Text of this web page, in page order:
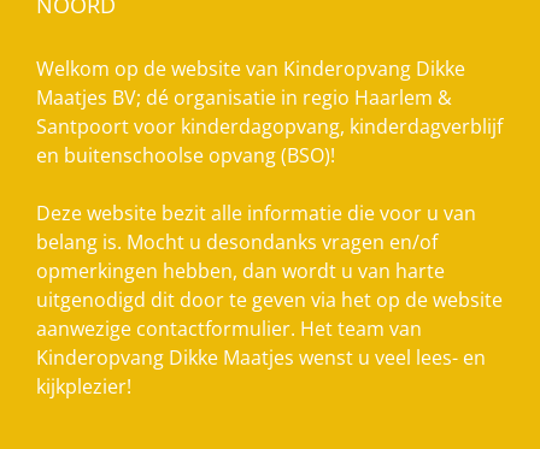
Welkom op de website van Kinderopvang Dikke
Maatjes BV; dé organisatie in regio Haarlem &
Santpoort voor kinderdagopvang, kinderdagverblijf
en buitenschoolse opvang (BSO)!
Deze website bezit alle informatie die voor u van
belang is. Mocht u desondanks vragen en/of
opmerkingen hebben, dan wordt u van harte
uitgenodigd dit door te geven via het op de website
aanwezige contactformulier. Het team van
Kinderopvang Dikke Maatjes wenst u veel lees- en
kijkplezier!